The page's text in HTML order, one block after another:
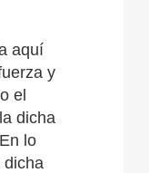
aquí
y
el
dicha
lo
dicha